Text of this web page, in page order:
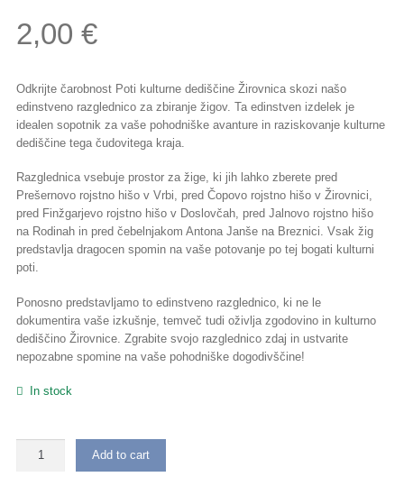
2,00€
Odkrijte čarobnost Poti kulturne dediščine Žirovnica skozi našo
edinstveno razglednico za zbiranje žigov. Ta edinstven izdelek je
idealen sopotnik za vaše pohodniške avanture in raziskovanje kulturne
dediščine tega čudovitega kraja.
Razglednica vsebuje prostor za žige, ki jih lahko zberete pred
Prešernovo rojstno hišo v Vrbi, pred Čopovo rojstno hišo v Žirovnici,
pred Finžgarjevo rojstno hišo v Doslovčah, pred Jalnovo rojstno hišo
na Rodinah in pred čebelnjakom Antona Janše na Breznici. Vsak žig
predstavlja dragocen spomin na vaše potovanje po tej bogati kulturni
poti.
Ponosno predstavljamo to edinstveno razglednico, ki ne le
dokumentira vaše izkušnje, temveč tudi oživlja zgodovino in kulturno
dediščino Žirovnice. Zgrabite svojo razglednico zdaj in ustvarite
nepozabne spomine na vaše pohodniške dogodivščine!
In stock
Razglednica
Add to cart